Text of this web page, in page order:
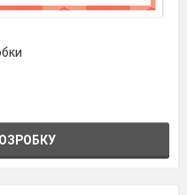
до впровадження
в освітній процес
2018/2019 н.р.